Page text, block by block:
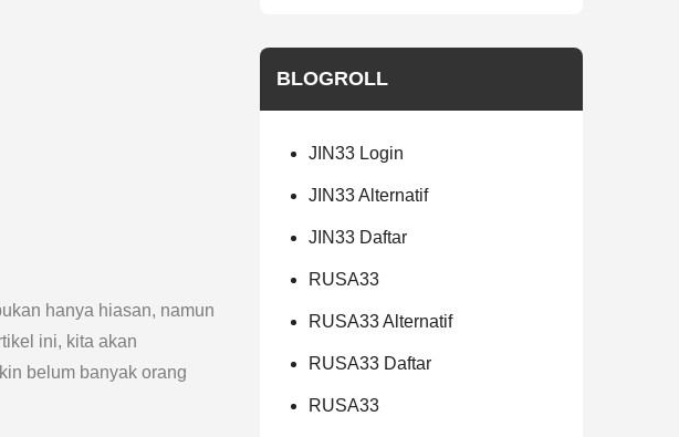
hanya hiasan, namun
ini, kita akan
belum banyak orang
BLOGROLL
JIN33 Login
JIN33 Alternatif
JIN33 Daftar
RUSA33
RUSA33 Alternatif
RUSA33 Daftar
RUSA33